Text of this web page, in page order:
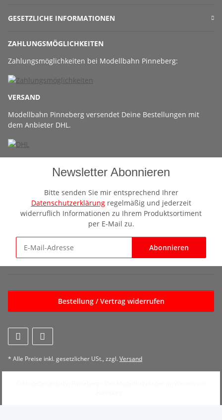
GESETZLICHE INFORMATIONEN
ZAHLUNGSMÖGLICHKEITEN
Zahlungsmöglichkeiten bei Modellbahn Pinneberg:
VERSAND
Modellbahn Pinneberg versendet Deine Bestellungen mit
dem Anbieter DHL.
Newsletter Abonnieren
Bitte senden Sie mir entsprechend Ihrer
Datenschutzerklärungregelmäßig und jederzeit
widerruflich Informationen zu Ihrem Produktsortiment
per E-Mail zu.
Abonnieren
Bestellung / Vertrag widerrufen
* Alle Preise inkl. gesetzlicher USt., zzgl.Versand